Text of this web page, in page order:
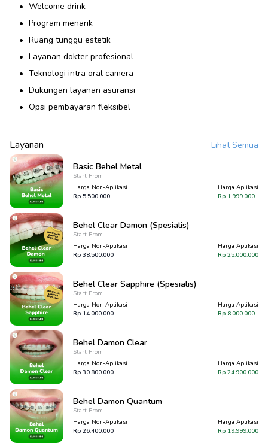
Welcome drink
Program menarik
Ruang tunggu estetik
Layanan dokter profesional
Teknologi intra oral camera
Dukungan layanan asuransi
Opsi pembayaran fleksibel
Layanan
Lihat Semua
Basic Behel Metal
Start From
Harga Non-Aplikasi
Rp 5.500.000
Harga Aplikasi
Rp 1.999.000
Behel Clear Damon (Spesialis)
Start From
Harga Non-Aplikasi
Rp 38.500.000
Harga Aplikasi
Rp 25.000.000
Behel Clear Sapphire (Spesialis)
Start From
Harga Non-Aplikasi
Rp 14.000.000
Harga Aplikasi
Rp 8.000.000
Behel Damon Clear
Start From
Harga Non-Aplikasi
Rp 30.800.000
Harga Aplikasi
Rp 24.900.000
Behel Damon Quantum
Start From
Harga Non-Aplikasi
Rp 26.400.000
Harga Aplikasi
Rp 19.999.000